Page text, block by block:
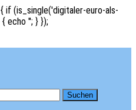
if (is_single('digitaler-euro-als-
echo ''; } });